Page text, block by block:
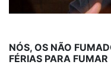
NÓS, OS NÃO
FÉRIAS PARA FUMAR